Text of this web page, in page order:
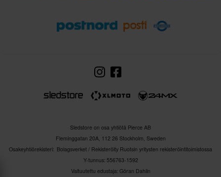
Sledstore on osa yhtiötä Pierce AB
Fleminggatan 20A, 112 26 Stockholm, Sweden
Osakeyhtiörekisteri: Bolagsverket / Rekisteröity Ruotsin yritysten rekisteröintitoimistossa
Y-tunnus: 556763-1592
Valtuutettu edustaja: Göran Dahlin